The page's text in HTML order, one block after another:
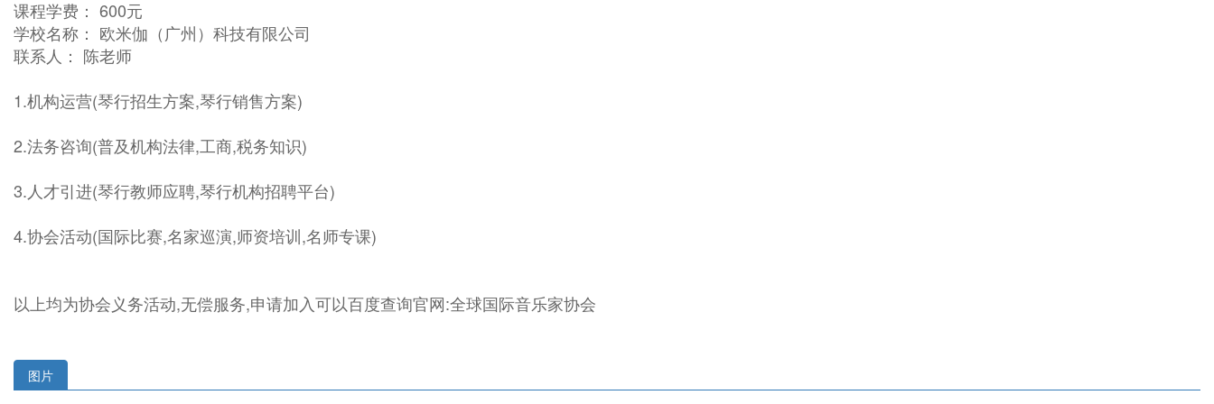
课程学费： 600元
学校名称： 欧米伽（广州）科技有限公司
联系人： 陈老师
1.机构运营(琴行招生方案,琴行销售方案)
2.法务咨询(普及机构法律,工商,税务知识)
3.人才引进(琴行教师应聘,琴行机构招聘平台)
4.协会活动(国际比赛,名家巡演,师资培训,名师专课)
以上均为协会义务活动,无偿服务,申请加入可以百度查询官网:全球国际音乐家协会
图片